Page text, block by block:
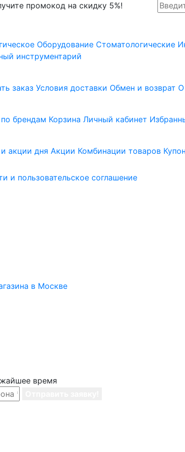
промокод на скидку 5%!
Оборудование Стоматологические
инструментарий
заказ Условия доставки Обмен и возврат
брендам Корзина Личный кабинет
акции дня Акции Комбинации товаров
и пользовательское соглашение
время